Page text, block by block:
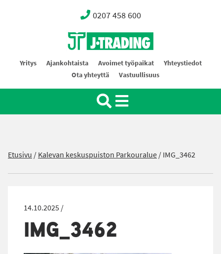
0207 458 600
Oy J-Trading Ab
Yritys Ajankohtaista Avoimet työpaikat
Yhteystiedot
Ota yhteyttä
Vastuullisuus
Etusivu /Kalevan keskuspuiston Parkouralue/IMG_3462
14.10.2025 /
IMG_3462